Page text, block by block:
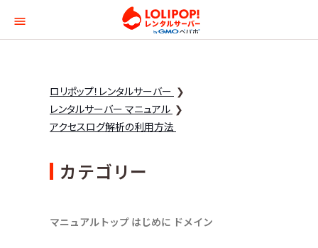
ロリポップ！レンタル
ロリポップ！レンタルサーバー
レンタルサーバー マニュアル
アクセスログ解析の利用方法
カテゴリー
マニュアルトップ はじめに ドメイン